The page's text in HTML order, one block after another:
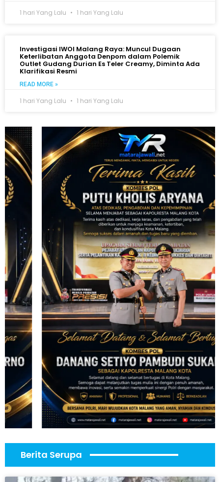
1 hari Yang Lalu 1 hari Yang Lalu
Investigasi IWOI Malang Raya: Muncul Dugaan
Keterlibatan Anggota Denpom dalam Polemik
Outlet Gudang Durian Es Teler Creamy, Diminta Ada
Klarifikasi Resmi
READ MORE »
1 hari Yang Lalu 1 hari Yang Lalu
Berita Serupa